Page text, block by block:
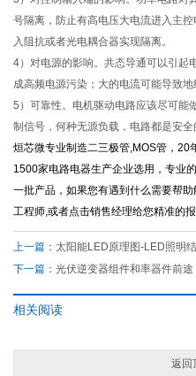
号隔离，防止有高电压大电流进入主
入阻抗或者光电耦合器实现隔离。
4）对电源的影响。共态导通可以引起
成高频电源污染；大的电流可能导致地
5）可靠性。电机驱动电路应该尽可能
制信号，何种无源负载，电路都是安全
烜芯微专业制造二三极管,MOS管，20
1500家电路电器生产企业选用，专业
一批产品，如果您有遇到什么需要帮
工程师,或者点击销售经理给您精准的
上一篇： 太阳能LED原理图-LED照明
下一篇： 光伏逆变器组件和率器件前途
相关阅读
返回